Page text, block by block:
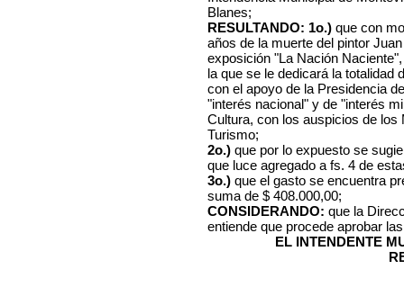
Blanes;
RESULTANDO: 1o.) que con
años de la muerte del pintor
exposición "La Nación
la que se le dedicará la totalidad
con el apoyo de la Presidencia
"interés nacional" y de "interés
Cultura, con los auspicios de
Turismo;
2o.) que por lo expuesto se
que luce agregado a fs. 4 de
3o.) que el gasto se encuentra
suma de $ 408.000,00;
CONSIDERANDO: que la
entiende que procede aprobar
EL INTENDENTE